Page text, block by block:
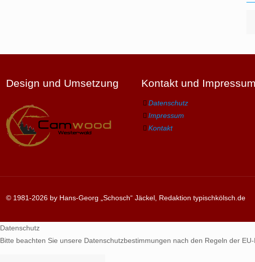
Design und Umsetzung Kontakt und Impressum
Datenschutz
Impressum
Kontakt
© 1981-2026 by Hans-Georg „Schosch“ Jäckel, Redaktion typischkölsch.de
Datenschutz
Bitte beachten Sie unsere Datenschutzbestimmungen nach den Regeln der